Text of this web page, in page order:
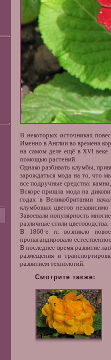
В некоторых источниках
Именно в Англии во времена
на самом деле ещё в XVI веке
помощью растений.
Однако разбивать клумбы,
зарождаться мода на то, что
все подручные средства:
Вскоре пришла мода на
годах в Великобритании
клумбовых цветов
Завоевали популярность
различные стили цветоводства.
В 1860-е гг. возникло
пропагандировало
В последнее время развитие
размещения и
развитием технологий.
Смотрите также: